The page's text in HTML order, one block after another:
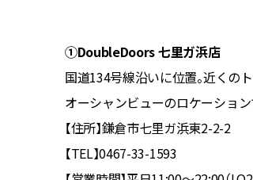
①DoubleDoors 七里ガ浜店
国道134号線沿いに位置。近くの
オーシャンビューのロケーション
【住所】鎌倉市七里ガ浜東2-2-2
【TEL】0467-33-1593